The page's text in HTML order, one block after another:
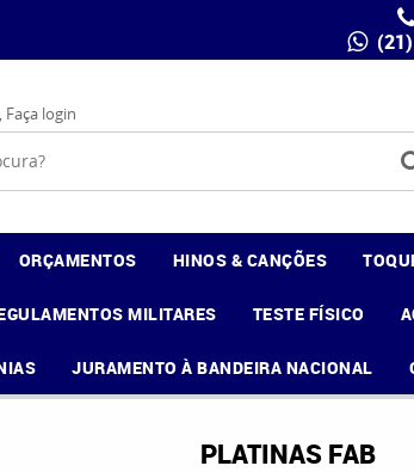
Faça login
ORÇAMENTOS HINOS & CANÇÕES
MILITARES TESTE FÍSICO
JURAMENTO À BANDEIRA NACIONAL
PLATINAS FAB